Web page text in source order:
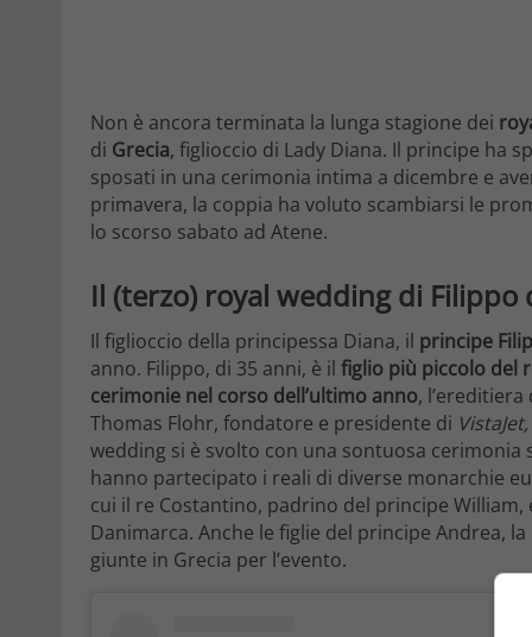
Non è ancora terminata la lunga stagione dei
di Grecia, figlioccio di Lady Diana. Il principe ha
sposati in una cerimonia intima a dicembre e
primavera, la coppia ha voluto scambiarsi le
lo scorso sabato ad Atene.
Il (terzo) royal wedding di Filippo
Il figlioccio della principessa Diana, il principe
anno. Filippo, di 35 anni, è il figlio più piccolo del
cerimonie nel corso dell’ultimo anno, l’ereditiera
Thomas Flohr, fondatore e presidente di VistaJet,
wedding si è svolto con una sontuosa cerimonia
hanno partecipato i reali di diverse monarchie
cui il re Costantino, padrino del principe
Danimarca. Anche le figlie del principe Andrea, la
giunte in Grecia per l’evento.